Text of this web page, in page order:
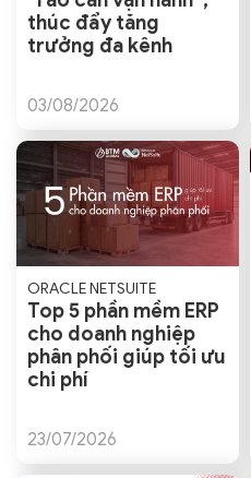
thúc đẩy tăng
trưởng đa kênh
03/08/2026
ORACLE NETSUITE
Top 5 phần mềm ERP
cho doanh nghiệp
phân phối giúp tối ưu
chi phí
23/07/2026